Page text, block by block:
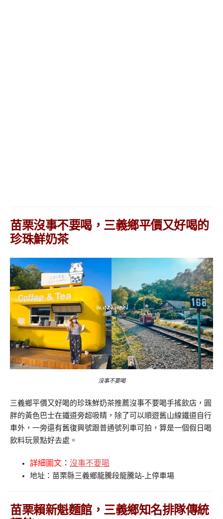
苗栗沒事不要喝，三義鄉平價又好喝的
珍珠鮮奶茶
沒事不要喝
三義鄉平價又好喝的珍珠鮮奶茶推薦沒事不要喝手搖飲店，圓
胖的黃色巴士在鐵道旁超吸睛，除了可以順遊舊山線鐵道自行
車外，一旁還有舊復興號跟普通號列車可拍，算是一個假日喝
飲料玩景點好去處。
詳細圖文 ： 沒事不要喝
地址：苗栗縣三義鄉龍騰段龍騰站-上停車場
苗栗賴新魁麵館，三義鄉知名排隊傳統